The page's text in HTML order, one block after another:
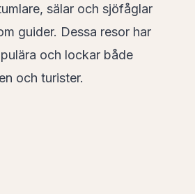
sälar och sjöfåglar
guider. Dessa resor har
och lockar både
och turister.